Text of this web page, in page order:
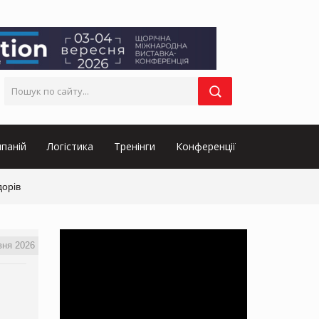
Логістика Тренінги Конференції
2026